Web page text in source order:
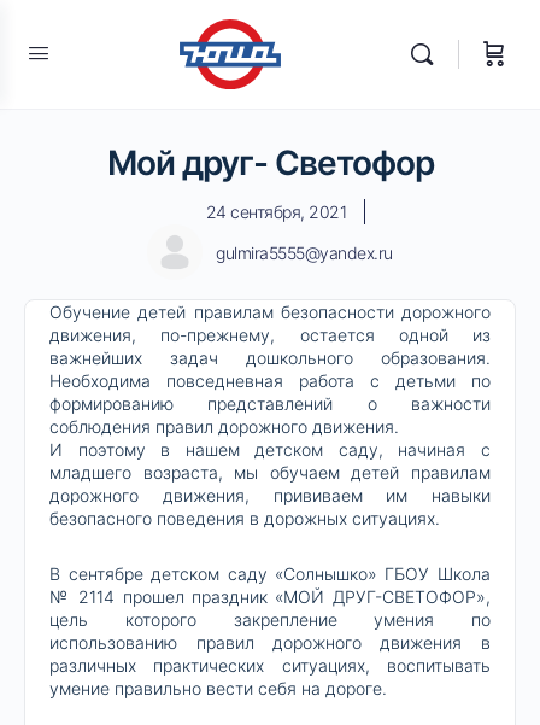
Мой друг- Светофор
24 сентября, 2021
gulmira5555@yandex.ru
Обучение детей правилам безопасности дорожного
движения, по-прежнему, остается одной из
важнейших задач дошкольного образования.
Необходима повседневная работа с детьми по
формированию представлений о важности
соблюдения правил дорожного движения.
И поэтому в нашем детском саду, начиная с
младшего возраста, мы обучаем детей правилам
дорожного движения, прививаем им навыки
безопасного поведения в дорожных ситуациях.
В сентябре детском саду «Солнышко» ГБОУ Школа
№ 2114 прошел праздник «МОЙ ДРУГ-СВЕТОФОР»,
цель которого закрепление умения по
использованию правил дорожного движения в
различных практических ситуациях, воспитывать
умение правильно вести себя на дороге.